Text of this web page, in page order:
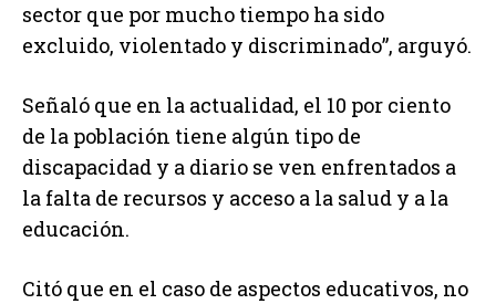
sector que por mucho tiempo ha sido
excluido, violentado y discriminado”, arguyó.
Señaló que en la actualidad, el 10 por ciento
de la población tiene algún tipo de
discapacidad y a diario se ven enfrentados a
la falta de recursos y acceso a la salud y a la
educación.
Citó que en el caso de aspectos educativos, no